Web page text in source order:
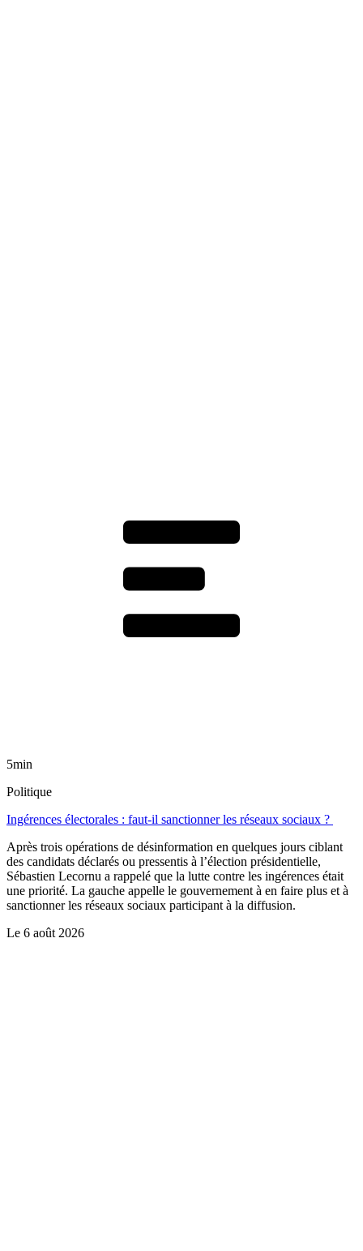
5min
Politique
Ingérences électorales : faut-il sanctionner les réseaux sociaux ?
Après trois opérations de désinformation en quelques jours ciblant
des candidats déclarés ou pressentis à l’élection présidentielle,
Sébastien Lecornu a rappelé que la lutte contre les ingérences était
une priorité. La gauche appelle le gouvernement à en faire plus et à
sanctionner les réseaux sociaux participant à la diffusion.
Le 6 août 2026